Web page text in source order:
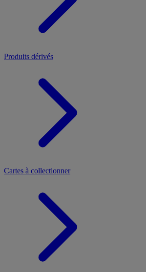
Produits dérivés
Cartes à collectionner